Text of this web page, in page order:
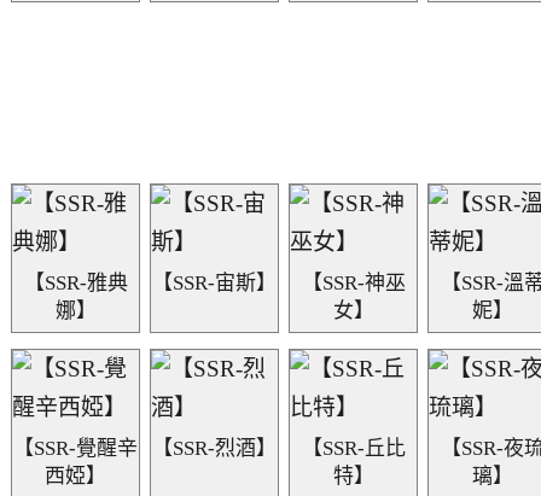
【SSR-雅典
娜】
【SSR-宙斯】
【SSR-神巫
女】
【SSR-溫
妮】
【SSR-覺醒辛
西婭】
【SSR-烈酒】
【SSR-丘比
特】
【SSR-夜
璃】